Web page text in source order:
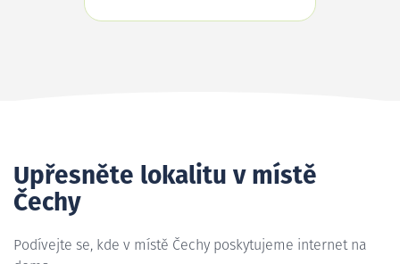
Upřesněte lokalitu v místě
Čechy
Podívejte se, kde v místě Čechy poskytujeme internet na